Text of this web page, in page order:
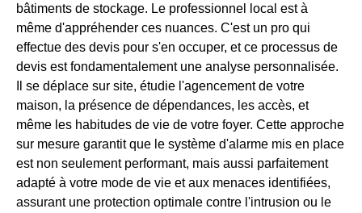
bâtiments de stockage. Le professionnel local est à
même d'appréhender ces nuances. C'est un pro qui
effectue des devis pour s'en occuper, et ce processus de
devis est fondamentalement une analyse personnalisée.
Il se déplace sur site, étudie l'agencement de votre
maison, la présence de dépendances, les accès, et
même les habitudes de vie de votre foyer. Cette approche
sur mesure garantit que le système d'alarme mis en place
est non seulement performant, mais aussi parfaitement
adapté à votre mode de vie et aux menaces identifiées,
assurant une protection optimale contre l'intrusion ou le